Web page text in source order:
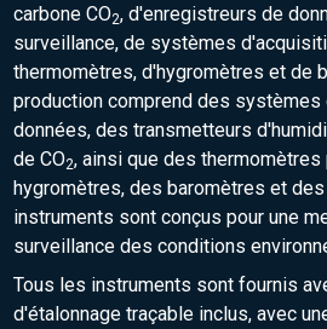
carbone CO2, d'enregistreurs de
surveillance, de systèmes
thermomètres, d'hygromètres et de
production comprend des
données, des transmetteurs
de CO2, ainsi que des
hygromètres, des baromètres et
instruments sont conçus pour une
surveillance des conditions
Tous les instruments sont fournis
d'étalonnage traçable inclus, avec